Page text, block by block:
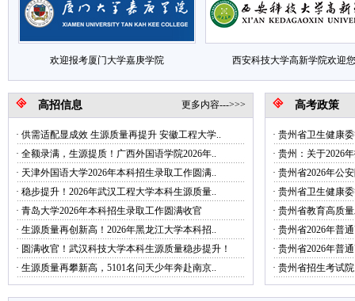
欢迎报考厦门大学嘉庚学院 西安科技大学高新学院欢迎您
高招信息 更多内容--->>>
· 供需适配显成效 生源质量再提升 安徽工程大学..
· 全额录满，生源提质！广西外国语学院2026年..
· 天津外国语大学2026年本科招生录取工作圆满..
· 稳步提升！2026年武汉工程大学本科生源质量..
· 青岛大学2026年本科招生录取工作圆满收官
· 生源质量再创新高！2026年黑龙江大学本科招..
· 圆满收官！武汉科技大学本科生源质量稳步提升！
· 生源质量再攀新高，5101名问天少年奔赴南京..
高考政策
· 贵州省卫生健康
· 贵州：关于2026
· 贵州省2026年公
· 贵州省卫生健康
· 贵州省教育高质
· 贵州省2026年普
· 贵州省2026年普
· 贵州省招生考试